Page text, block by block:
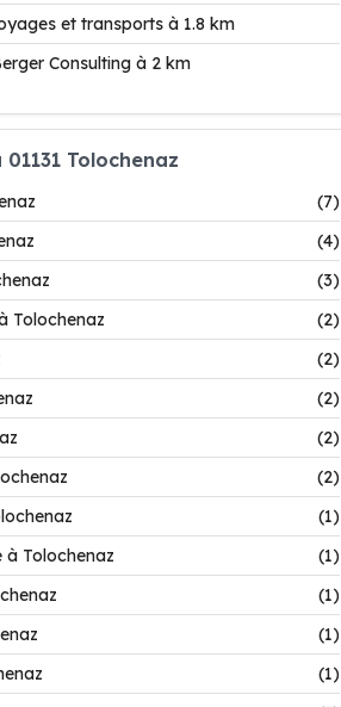
et transports à 1.8 km
Consulting à 2 km
Tolochenaz
(7)
(4)
(3)
Tolochenaz
(2)
(2)
(2)
(2)
(2)
(1)
à Tolochenaz
(1)
(1)
(1)
(1)